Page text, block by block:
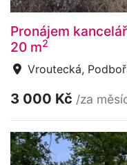
Pronájem
20 m2
Vroutecká,
3 000 Kč /za